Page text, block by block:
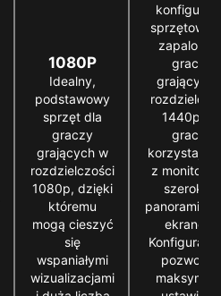
1080P
Idealny,
podstawowy
sprzęt dla
graczy
grających w
rozdzielczości
1080p, dzięki
któremu
mogą cieszyć
się
wspaniałymi
wizualizacjami
sprzętowa
graczy
grających
1440p lub
graczy
z
szerokim,
ekranem.
pozwoli